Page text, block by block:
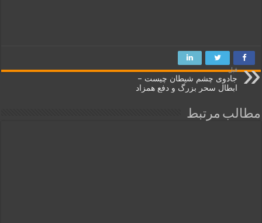
قبل
جادوی چشم شیطان چیست –
ابطال سحر بزرگ و دفع همزاد
مطالب مرتبط